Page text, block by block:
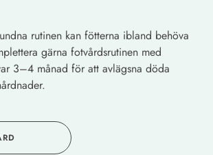
rutinen kan fötterna ibland behöva
gärna fotvårdsrutinen med
3–4 månad för att avlägsna döda